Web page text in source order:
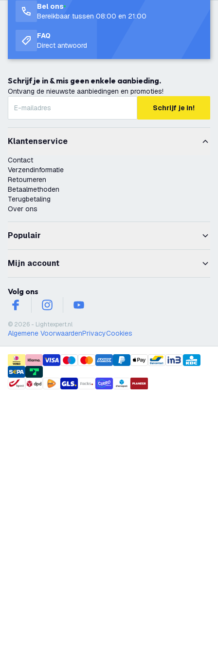
Bel ons
Bereikbaar tussen 08:00 en 21:00
FAQ
Direct antwoord
Schrijf je in & mis geen enkele aanbieding.
Ontvang de nieuwste aanbiedingen en promoties!
Schrijf je in!
Klantenservice
Contact
Verzendinformatie
Retourneren
Betaalmethoden
Terugbetaling
Over ons
Populair
Mijn account
Volg ons
facebookinstagramyoutube
© 2026 - Lightexpert.nl
Algemene VoorwaardenPrivacyCookies
payment methods
shipment methods